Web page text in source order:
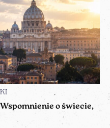
Wspomnienie o świecie,